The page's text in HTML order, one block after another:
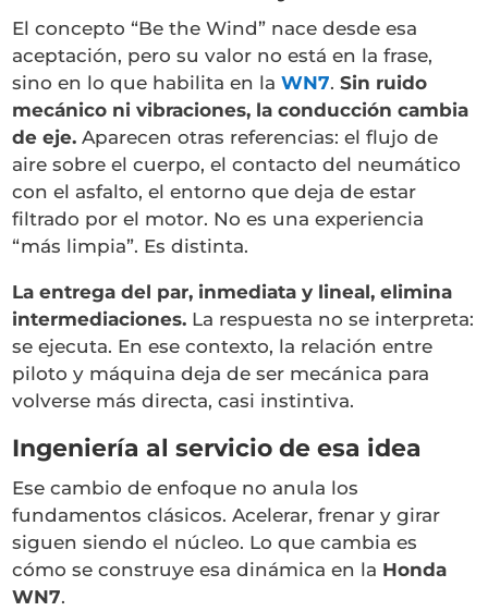
El concepto “Be the Wind” nace desde esa
aceptación, pero su valor no está en la frase,
sino en lo que habilita en laWN7.Sin ruido
mecánico ni vibraciones, la conducción cambia
de eje. Aparecen otras referencias: el flujo de
aire sobre el cuerpo, el contacto del neumático
con el asfalto, el entorno que deja de estar
filtrado por el motor. No es una experiencia
“más limpia”. Es distinta.
La entrega del par, inmediata y lineal, elimina
intermediaciones. La respuesta no se interpreta:
se ejecuta. En ese contexto, la relación entre
piloto y máquina deja de ser mecánica para
volverse más directa, casi instintiva.
Ingeniería al servicio de esa idea
Ese cambio de enfoque no anula los
fundamentos clásicos. Acelerar, frenar y girar
siguen siendo el núcleo. Lo que cambia es
cómo se construye esa dinámica en la Honda
WN7.